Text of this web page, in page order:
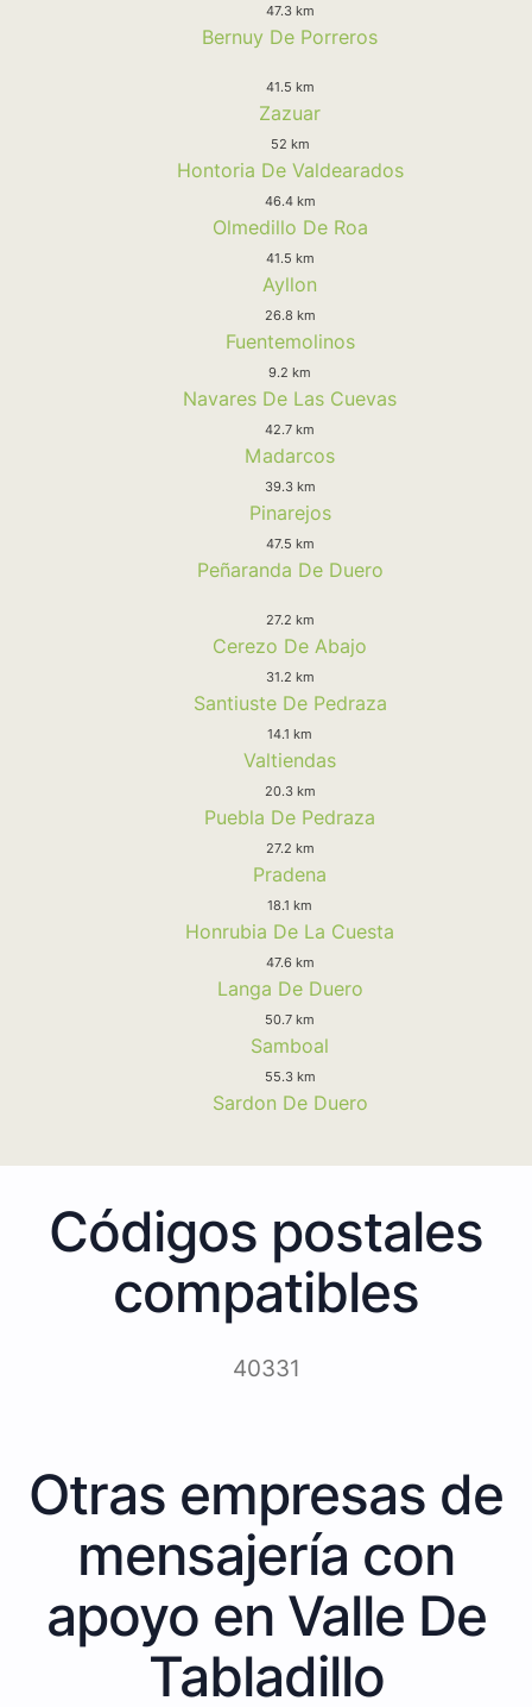
47.3 km
Bernuy De Porreros
41.5 km
Zazuar
52 km
Hontoria De Valdearados
46.4 km
Olmedillo De Roa
41.5 km
Ayllon
26.8 km
Fuentemolinos
9.2 km
Navares De Las Cuevas
42.7 km
Madarcos
39.3 km
Pinarejos
47.5 km
Peñaranda De Duero
27.2 km
Cerezo De Abajo
31.2 km
Santiuste De Pedraza
14.1 km
Valtiendas
20.3 km
Puebla De Pedraza
27.2 km
Pradena
18.1 km
Honrubia De La Cuesta
47.6 km
Langa De Duero
50.7 km
Samboal
55.3 km
Sardon De Duero
Códigos postales
compatibles
40331
Otras empresas de
mensajería con
apoyo en Valle De
Tabladillo